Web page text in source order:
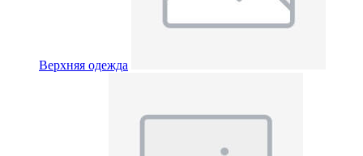
Верхняя одежда